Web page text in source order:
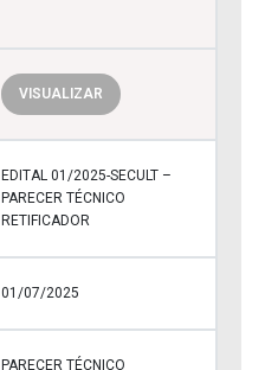
VISUALIZAR
EDITAL 01/2025-SECULT –
PARECER TÉCNICO
RETIFICADOR
01/07/2025
PARECER TÉCNICO